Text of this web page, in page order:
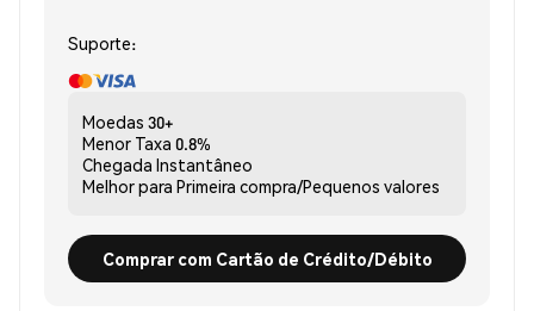
Suporte:
Moedas 30+
Menor Taxa 0.8%
Chegada Instantâneo
Melhor para Primeira compra/Pequenos valores
Comprar com Cartão de Crédito/Débito